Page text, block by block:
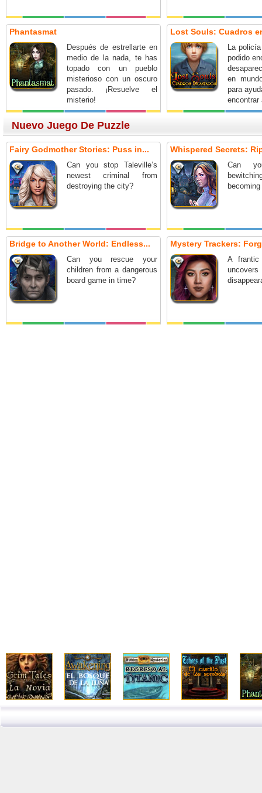
Phantasmat
Después de estrellarte en
medio de la nada, te has
topado con un pueblo
misterioso con un oscuro
pasado. ¡Resuelve el
misterio!
Lost Souls: Cuadros
La
podido
en
para
encontrar
Nuevo Juego De Puzzle
Fairy Godmother Stories: Puss in...
Can you stop Taleville’s
newest criminal from
destroying the city?
Whispered Secrets:
Can
Bridge to Another World: Endless...
Can you rescue your
children from a dangerous
board game in time?
Mystery Trackers:
A frantic